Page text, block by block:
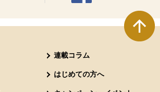
連載コラム
はじめての方へ